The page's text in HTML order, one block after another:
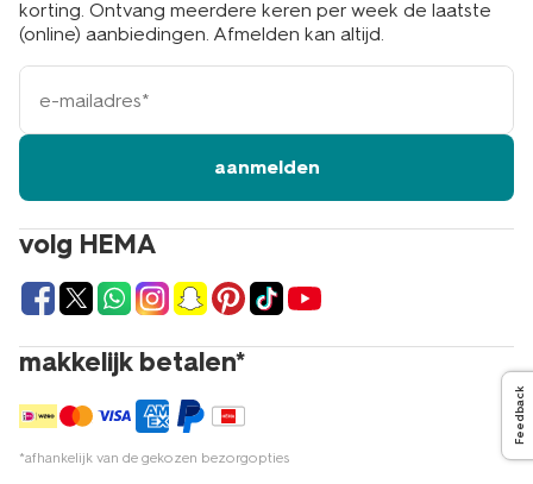
volg HEMA
makkelijk betalen*
*afhankelijk van de gekozen bezorgopties
korting. Ontvang meerdere keren per week de laatste
(online) aanbiedingen. Afmelden kan altijd.
e-
mailadres
aanmelden
Feedback